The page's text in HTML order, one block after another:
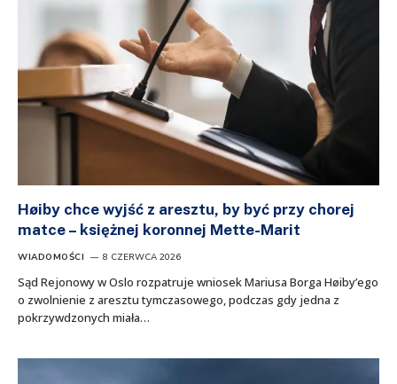
Høiby chce wyjść z aresztu, by być przy chorej
matce – księżnej koronnej Mette-Marit
WIADOMOŚCI 8 CZERWCA 2026
Sąd Rejonowy w Oslo rozpatruje wniosek Mariusa Borga Høiby’ego
o zwolnienie z aresztu tymczasowego, podczas gdy jedna z
pokrzywdzonych miała…